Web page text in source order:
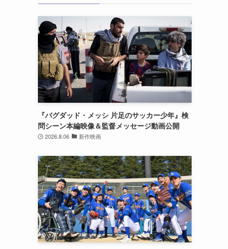
『バグダッド・メッシ 片足のサッカー少年』検
問シーン本編映像＆監督メッセージ動画公開
2026.8.06 新作映画